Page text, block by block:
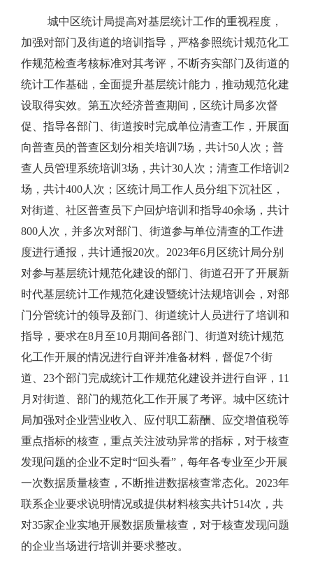
城中区统计局提高对基层统计工作的重视程度，
加强对部门及街道的培训指导，严格参照统计规范化工
作规范检查考核标准对其考评，不断夯实部门及街道的
统计工作基础，全面提升基层统计能力，推动规范化建
设取得实效。第五次经济普查期间，区统计局多次督
促、指导各部门、街道按时完成单位清查工作，开展面
向普查员的普查区划分相关培训 7场，共计50 人次；普
查人员管理系统培训 3场，共计30 人次；清查工作培训 2
场，共计400 人次；区统计局工作人员分组下沉社区，
对街道、社区普查员下户回炉培训和指导40余场，共计
800 人次，并多次对部门、街道参与单位清查的工作进
度进行通报，共计通报20次。 2023年6月区统计局分别
对参与基层统计规范化建设的部门、街道召开了开展新
时代基层统计工作规范化建设暨统计法规培训会，对部
门分管统计的领导及部门、街道统计人员进行了培训和
指导，要求在8月至10月期间各部门、街道对统计规范
化工作开展的情况进行自评并准备材料，督促7个街
道、 23个部门完成统计工作规范化建设并进行自评， 11
月对街道、部门的规范化工作开展了考评。城中区统计
局加强对企业营业收入、应付职工薪酬、应交增值税等
重点指标的核查，重点关注波动异常的指标，对于核查
发现问题的企业不定时“回头看”，每年各专业至少开展
一次数据质量核查，不断推进数据核查常态化。 2023年
联系企业要求说明情况或提供材料核实共计514次，共
对35家企业实地开展数据质量核查，对于核查发现问题
的企业当场进行培训并要求整改。